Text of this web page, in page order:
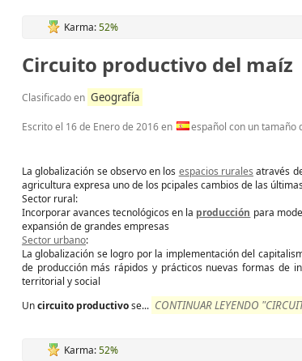
Karma:52%
Circuito productivo del maíz
Clasificado en Geografía
Escrito el 16 de Enero de 2016en español con un tamaño
La globalización se observo en los espacios rurales através
agricultura expresa uno de los pcipales cambios de las
Sector rural:
Incorporar avances tecnológicos en la producción para
expansión de grandes empresas
Sector urbano:
La globalización se logro por la implementación del
de producción más rápidos y prácticos nuevas formas de
territorial y social
Uncircuito productivose... CONTINUAR LEYENDO
Karma:52%